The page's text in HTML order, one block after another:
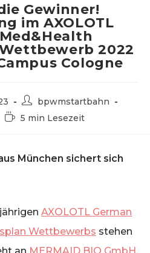
Gewinner!
im AXOLOTL
2022
Cologne
Beitrags-
Autor:
bpwmstartbahn
Lesedauer:
5 min Lesezeit
München sichert sich
AXOLOTL German
Wettbewerbs stehen